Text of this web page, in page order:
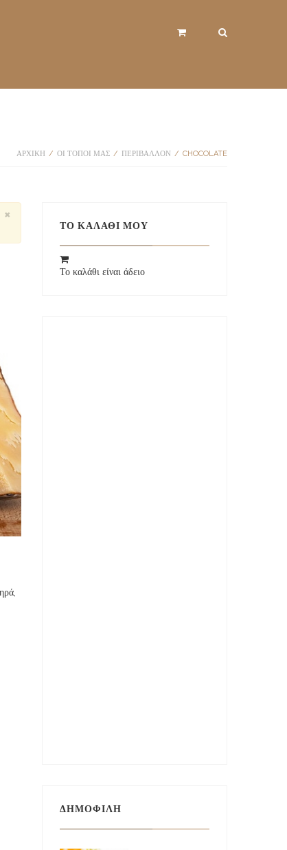
ΑΡΧΙΚΉ / ΟΙ ΤΟΠΟΙ ΜΑΣ / ΠΕΡΙΒΆΛΛΟΝ / CHOCOLATE
×
ΤΟ ΚΑΛΆΘΙ ΜΟΥ
Το καλάθι είναι άδειο
ΔΗΜΟΦΙΛΉ